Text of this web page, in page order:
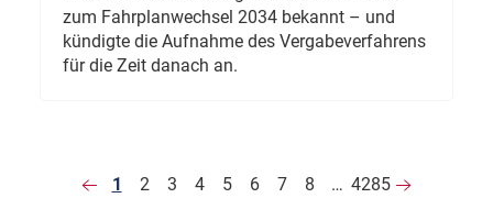
zum Fahrplanwechsel 2034 bekannt – und
kündigte die Aufnahme des Vergabeverfahrens
für die Zeit danach an.
1 2 3 4 5 6 7 8 … 4285